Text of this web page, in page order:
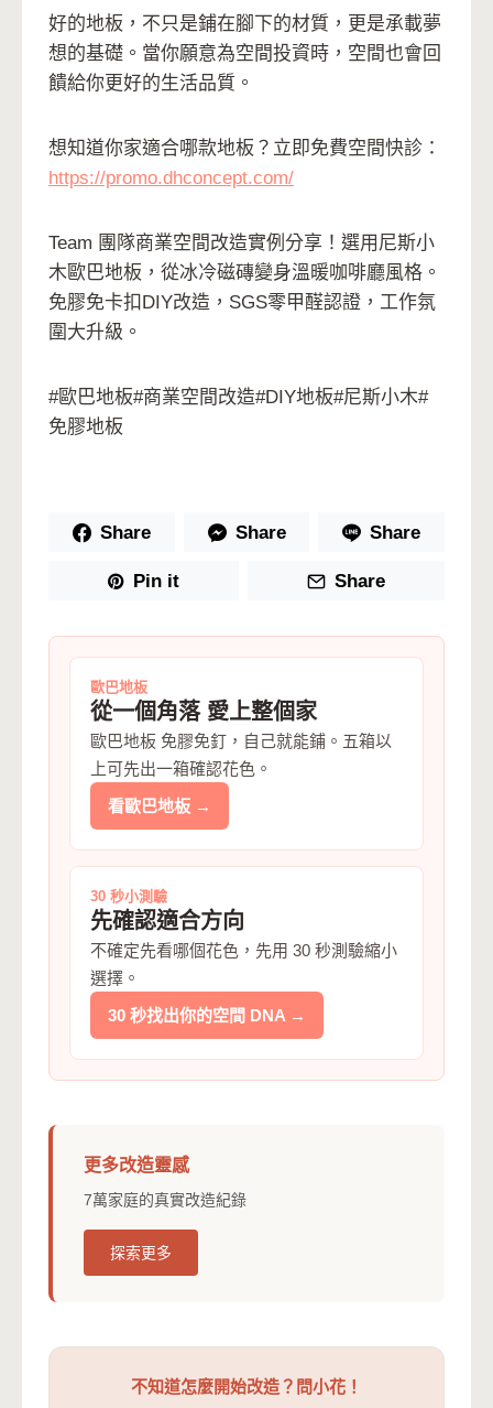
好的地板，不只是鋪在腳下的材質，更是承載夢
想的基礎。當你願意為空間投資時，空間也會回
饋給你更好的生活品質。
想知道你家適合哪款地板？立即免費空間快診：
https://promo.dhconcept.com/
Team 團隊商業空間改造實例分享！選用尼斯小
木歐巴地板，從冰冷磁磚變身溫暖咖啡廳風格。
免膠免卡扣DIY改造，SGS零甲醛認證，工作氛
圍大升級。
#歐巴地板#商業空間改造#DIY地板#尼斯小木#
免膠地板
Share Share Share
Pin it Share
歐巴地板
從一個角落 愛上整個家
歐巴地板 免膠免釘，自己就能鋪。五箱以
上可先出一箱確認花色。
看歐巴地板 →
30 秒小測驗
先確認適合方向
不確定先看哪個花色，先用 30 秒測驗縮小
選擇。
30 秒找出你的空間 DNA →
更多改造靈感
7萬家庭的真實改造紀錄
探索更多
不知道怎麼開始改造？問小花！